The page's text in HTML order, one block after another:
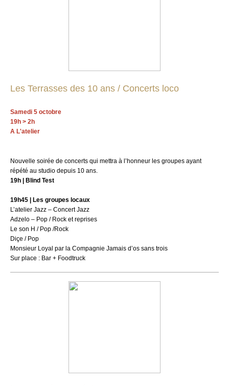
Les Terrasses des 10 ans / Concerts loco
Samedi 5 octobre
19h > 2h
A L'atelier
Nouvelle soirée de concerts qui mettra à l’honneur les groupes ayant
répété au studio depuis 10 ans.
19h
| Blind Test
19h45
| Les groupes locaux
L’atelier Jazz – Concert Jazz
Adzelo – Pop / Rock et reprises
Le son H / Pop /Rock
Diçe / Pop
Monsieur Loyal par la Compagnie Jamais d’os sans trois
Sur place : Bar + Foodtruck